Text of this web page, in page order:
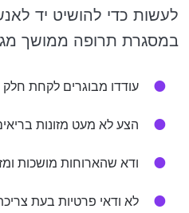
לעשות כדי להושיט יד
במסגרת תרופה ממושך
עודדו מבוגרים לקחת חלק
הצע לא מעט מזונות
ודא שהארוחות מושכות
לא ודאי פרטיות בעת